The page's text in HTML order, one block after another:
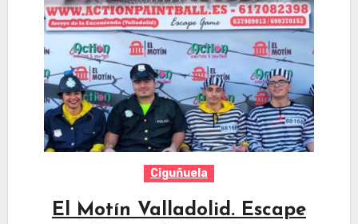
Ciguñuela
El Motín Valladolid. Escape